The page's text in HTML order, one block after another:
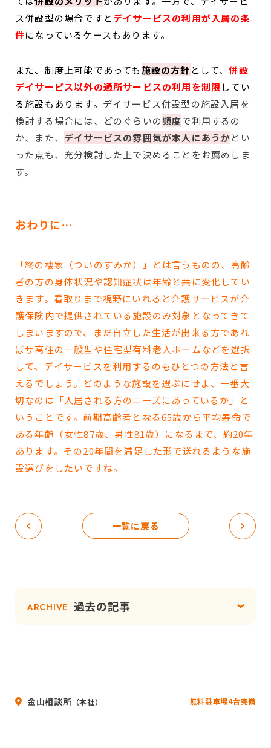
ス併設型の場合ですとデイサービスの利用が入居の条
件になっているケースもあります。
また、制度上可能であっても施設の方針 として、併設
デイサービス以外の通所サービスの利用を制限してい
る施設もあります。 デイサービス併設型の施設入居を
検討する場合には、どのぐらいの頻度で利用するの
か、また、 デイサービスの雰囲気が本人にあうかとい
った点も、充分検討した上で決めることをお薦めしま
す。
おわりに…
「終の棲家（ついのすみか）」とは言うものの、高齢
者の方の身体状況や認知症状は年齢と共に変化してい
きます。看取りまで視野にいれると介護サービスが介
護保険内で提供されている施設のみ対象となってきて
しまいますので、まだ自立した生活が出来る方であれ
ばサ高住の一般型や住宅型有料老人ホームなどを選択
して、デイサービスを利用するのもひとつの方法と言
えるでしょう。どのような施設を選ぶにせよ、一番大
切なのは「入居される方のニーズにあっているか」と
いうことです。前期高齢者となる65歳から平均寿命で
ある年齢（女性87歳、男性81歳）になるまで、約20年
あります。その20年間を満足した形で送れるような施
設選びをしたいですね。
一覧に戻る
ARCHIVE 過去の記事
金山相談所 （本社） 無料駐車場4台完備